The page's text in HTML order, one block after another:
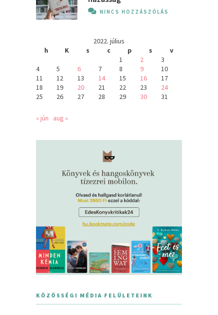
NINCS HOZZÁSZÓLÁS
2022. július
h
K s c p s
v
1
2
3
4
5 6 7 8 9
10
11
12 13 14 15 16
17
18
19 20 21 22 23
24
25
26 27 28 29 30 31
« jún aug »
KÖZÖSSÉGI MÉDIA FELÜLETEINK